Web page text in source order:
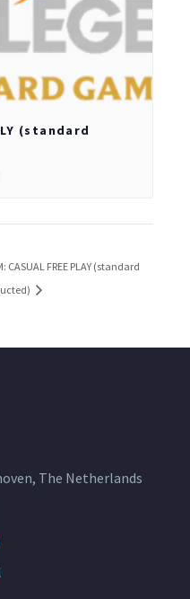
(standard
CASUAL FREE PLAY (standard
The Netherlands